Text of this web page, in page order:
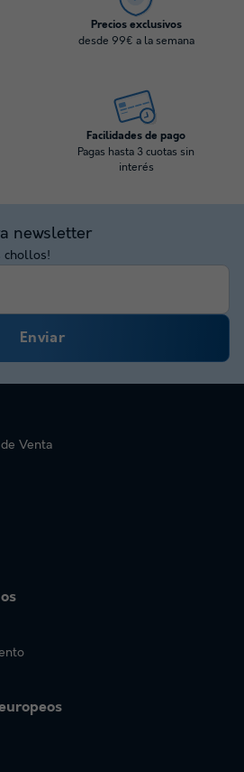
Precios exclusivos
desde 99€ a la semana
Facilidades de pago
Pagas hasta 3 cuotas sin
interés
newsletter
chollos!
Enviar
Venta